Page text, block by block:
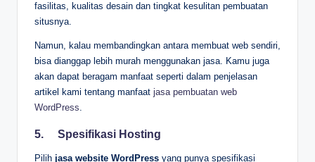
fasilitas, kualitas desain dan tingkat kesulitan pembuatan
situsnya.
Namun, kalau membandingkan antara membuat web sendiri,
bisa dianggap lebih murah menggunakan jasa. Kamu juga
akan dapat beragam manfaat seperti dalam penjelasan
artikel kami tentang manfaat jasa pembuatan web
WordPress
5. Spesifikasi Hosting
Pilih jasa website WordPress yang punya spesifikasi